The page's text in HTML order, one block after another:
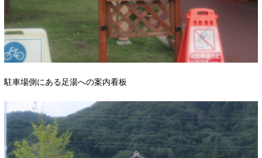
駐車場側にある足湯への案内看板